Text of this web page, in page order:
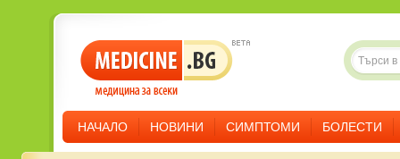
НАЧАЛО НОВИНИ СИМПТОМИ БОЛЕСТИ